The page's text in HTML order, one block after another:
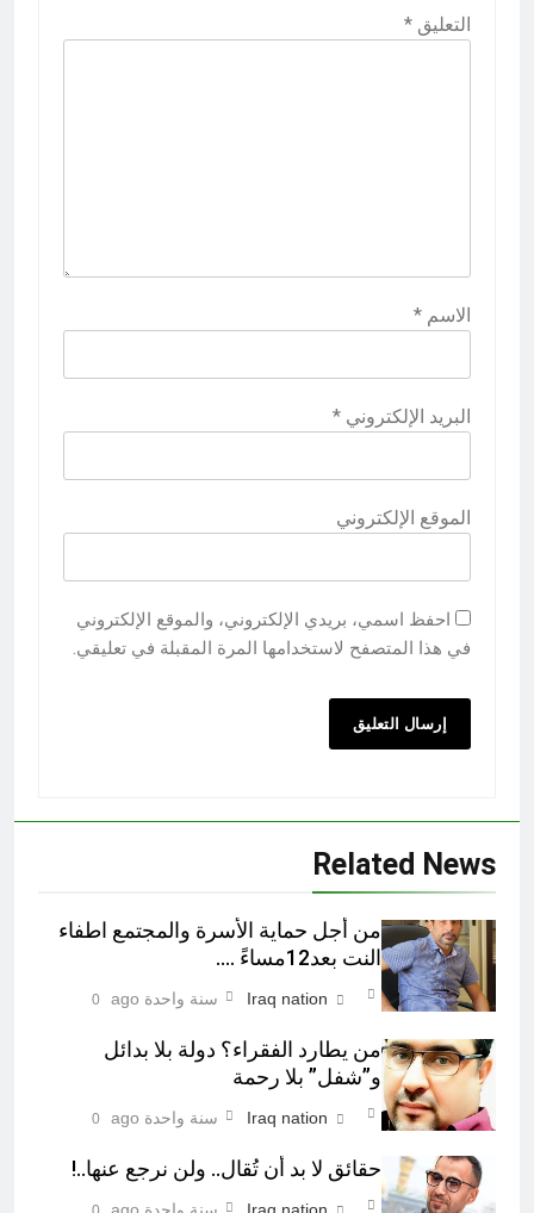
التعليق *
الاسم *
البريد الإلكتروني *
الموقع الإلكتروني
احفظ اسمي، بريدي الإلكتروني، والموقع الإلكتروني
في هذا المتصفح لاستخدامها المرة المقبلة في تعليقي.
Related News
من أجل حماية الأسرة والمجتمع اطفاء
النت بعد12مساءً ….
Iraq nation سنة واحدة ago 0
من يطارد الفقراء؟ دولة بلا بدائل
و”شفل” بلا رحمة
Iraq nation سنة واحدة ago 0
حقائق لا بد أن تُقال.. ولن نرجع عنها..!